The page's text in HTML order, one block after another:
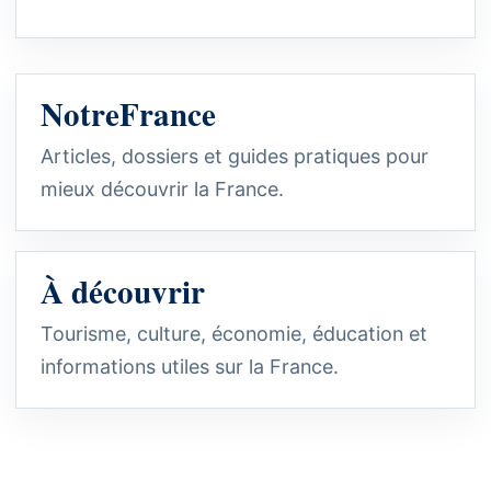
NotreFrance
Articles, dossiers et guides pratiques pour
mieux découvrir la France.
À découvrir
Tourisme, culture, économie, éducation et
informations utiles sur la France.